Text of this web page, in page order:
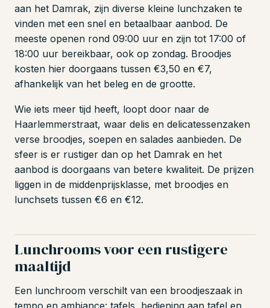
aan het Damrak, zijn diverse kleine lunchzaken te
vinden met een snel en betaalbaar aanbod. De
meeste openen rond 09:00 uur en zijn tot 17:00 of
18:00 uur bereikbaar, ook op zondag. Broodjes
kosten hier doorgaans tussen €3,50 en €7,
afhankelijk van het beleg en de grootte.
Wie iets meer tijd heeft, loopt door naar de
Haarlemmerstraat, waar delis en delicatessenzaken
verse broodjes, soepen en salades aanbieden. De
sfeer is er rustiger dan op het Damrak en het
aanbod is doorgaans van betere kwaliteit. De prijzen
liggen in de middenprijsklasse, met broodjes en
lunchsets tussen €6 en €12.
Lunchrooms voor een rustigere
maaltijd
Een lunchroom verschilt van een broodjeszaak in
tempo en ambiance: tafels, bediening aan tafel en